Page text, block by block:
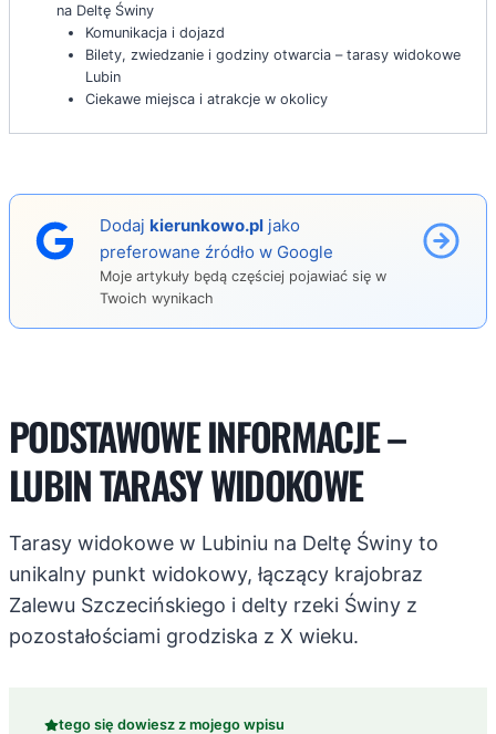
na Deltę Świny
Komunikacja i dojazd
Bilety, zwiedzanie i godziny otwarcia – tarasy widokowe
Lubin
Ciekawe miejsca i atrakcje w okolicy
Dodajkierunkowo.pl jako
preferowane źródło w Google
Moje artykuły będą częściej pojawiać się w
Twoich wynikach
PODSTAWOWE INFORMACJE –
LUBIN TARASY WIDOKOWE
Tarasy widokowe w Lubiniu na Deltę Świny to
unikalny punkt widokowy, łączący krajobraz
Zalewu Szczecińskiego i delty rzeki Świny z
pozostałościami grodziska z X wieku.
tego się dowiesz z mojego wpisu